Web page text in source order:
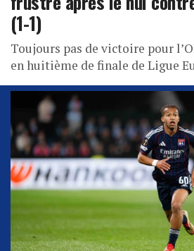
(1-1)
Toujours pas de victoire pour
en huitième de finale de Ligue